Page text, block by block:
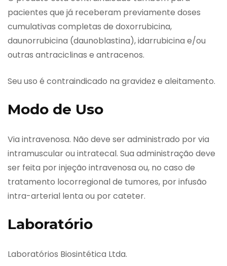
pacientes que já receberam previamente doses
cumulativas completas de doxorrubicina,
daunorrubicina (daunoblastina), idarrubicina e/ou
outras antraciclinas e antracenos.
Seu uso é contraindicado na gravidez e aleitamento.
Modo de Uso
Via intravenosa. Não deve ser administrado por via
intramuscular ou intratecal. Sua administração deve
ser feita por injeção intravenosa ou, no caso de
tratamento locorregional de tumores, por infusão
intra-arterial lenta ou por cateter.
Laboratório
Laboratórios Biosintética Ltda.